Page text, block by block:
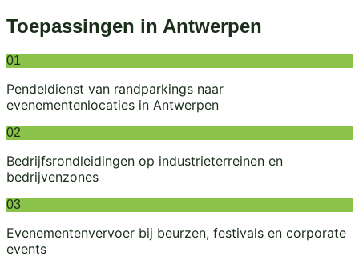
Toepassingen in Antwerpen
01
Pendeldienst van randparkings naar
evenementenlocaties in Antwerpen
02
Bedrijfsrondleidingen op industrieterreinen en
bedrijvenzones
03
Evenementenvervoer bij beurzen, festivals en corporate
events